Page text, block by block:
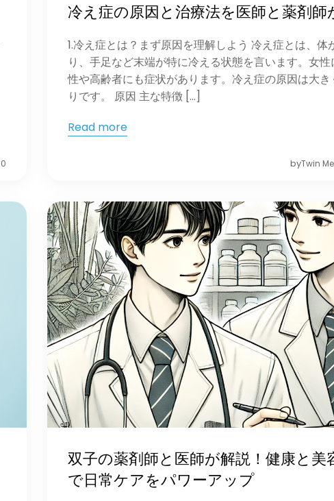
0
冷え症の原因と治療法を医師と薬剤師
1.冷え症とは？まず原因を理解しよう 冷え症とは、体
り、手足など末端が特に冷える状態を言います。女
性や高齢者にも症状があります。冷え症の原因は大
りです。 原因 主な特徴 […]
Read more
byTwin
双子の薬剤師と医師が解説！健康と美
で日常ケアをパワーアップ